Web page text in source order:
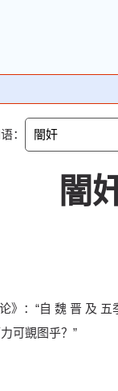
：
闇
》：“自 魏 晋 及
可覬图乎？”